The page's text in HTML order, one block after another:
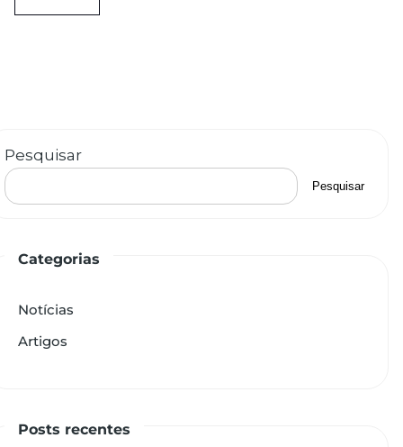
Pesquisar
Pesquisar
Categorias
Notícias
Artigos
Posts recentes